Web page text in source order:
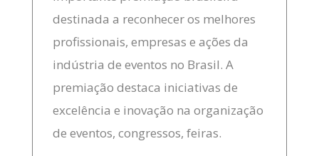
destinada a reconhecer os melhores
profissionais, empresas e ações da
indústria de eventos no Brasil. A
premiação destaca iniciativas de
excelência e inovação na organização
de eventos, congressos, feiras.